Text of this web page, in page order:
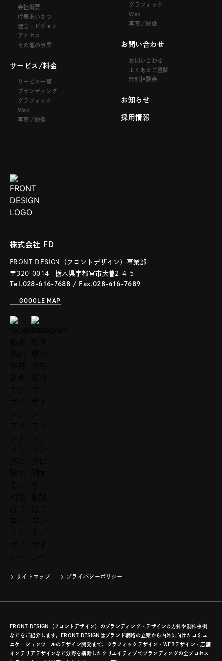
会社概要
代表あいさつ
理念・ビジョン
アクセス
その他の事業
サービス/料金
サービス一覧
ブランディング
グラフィック
Web
写真／映像
グラフィック
Web
写真／映像
お問い合わせ
お問い合わせ
よくあるご質問
無料相談会
お知らせ
採用情報
株式会社 FD
FRONT DESIGN（フロントデザイン）事業部
〒320-0014 栃木県宇都宮市大曽2-4-5
Tel.028-616-7688 / Fax.028-616-7689
GOOGLE MAP
サイトマップ プライバシーポリシー
FRONT DESIGN（フロントデザイン）のブランディング・デザインの方針や制作事例
などをご紹介します。FRONT DESIGNはブランド戦略の立案から内外に向けたコミュ
ニケーションツールのデザイン開発まで、グラフィックデザイン・WEBデザイン・店舗
インテリアデザインなど分野を横断したクリエイティブでブランディングの全プロセス